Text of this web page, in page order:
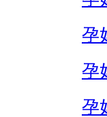
孕
孕
孕